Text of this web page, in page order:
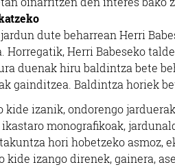
dute beharrean Herri
Horregatik, Herri Babeseko
duenak hiru baldintza bete
gainditzea. Baldintza horiek
kide izanik, ondorengo
monografikoak,
hori hobetzeko
kide izango direnek, gainera,